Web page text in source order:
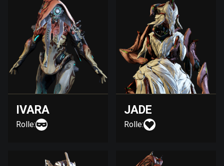
IVARA
Rolle:
JADE
Rolle: